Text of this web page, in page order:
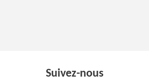
Suivez-nous